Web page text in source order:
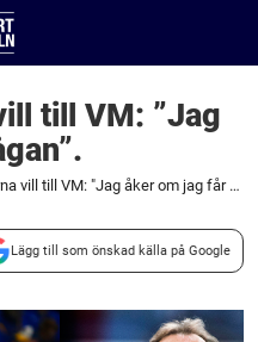
till VM: ”Jag
NHL-svenskarna vill till VM: "Jag åker om jag får frågan".
Lägg till som önskad källa på Google